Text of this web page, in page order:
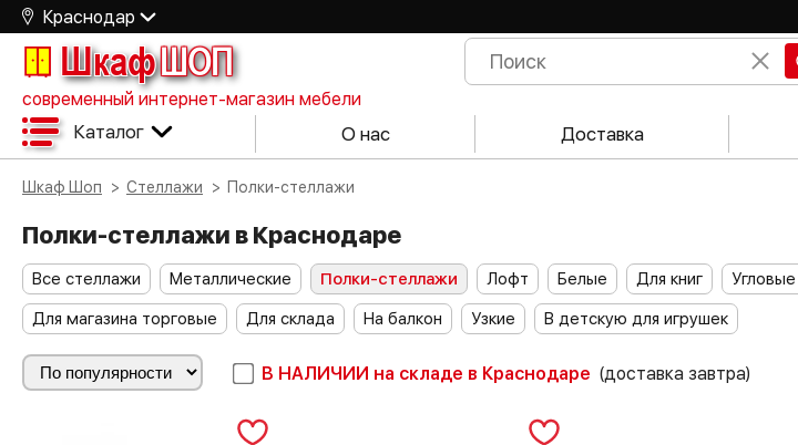
Краснодар
ШкафШОП
современный интернет-магазин мебели
Каталог О нас Доставка
Шкаф Шоп Стеллажи Полки-стеллажи
Полки-стеллажи в Краснодаре
Все стеллажи Металлические Полки-стеллажи Лофт Белые Для книг Угловые
Для магазина торговые
Для склада На балкон Узкие В детскую для игрушек
В НАЛИЧИИ на складе в Краснодаре (доставка завтра)